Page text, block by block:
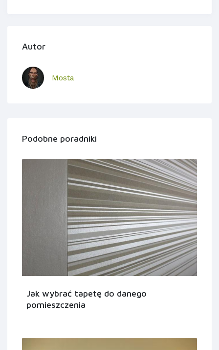
Autor
Mosta
Podobne poradniki
Jak wybrać tapetę do danego
pomieszczenia